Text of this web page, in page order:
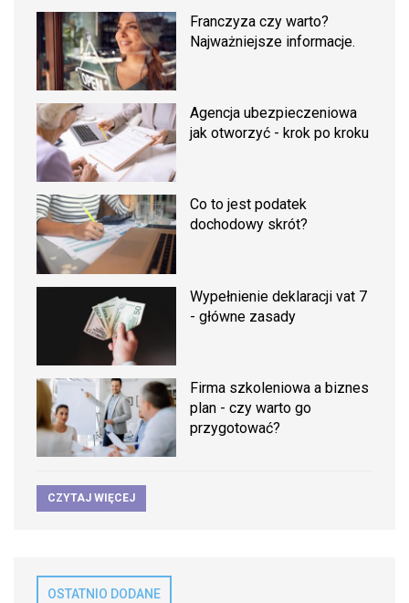
Franczyza czy warto?
Najważniejsze informacje.
Agencja ubezpieczeniowa
jak otworzyć - krok po kroku
Co to jest podatek
dochodowy skrót?
Wypełnienie deklaracji vat 7
- główne zasady
Firma szkoleniowa a biznes
plan - czy warto go
przygotować?
CZYTAJ WIĘCEJ
OSTATNIO DODANE